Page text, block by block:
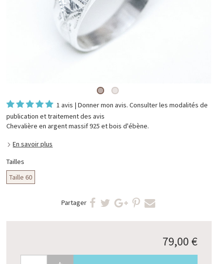
1 avis |Donner mon avis. Consulter lesmodalités de
publication et traitement des avis
Chevalière en argent massif 925 et bois d'ébène.
En savoir plus
Tailles
Taille 60
Partager
79,00 €